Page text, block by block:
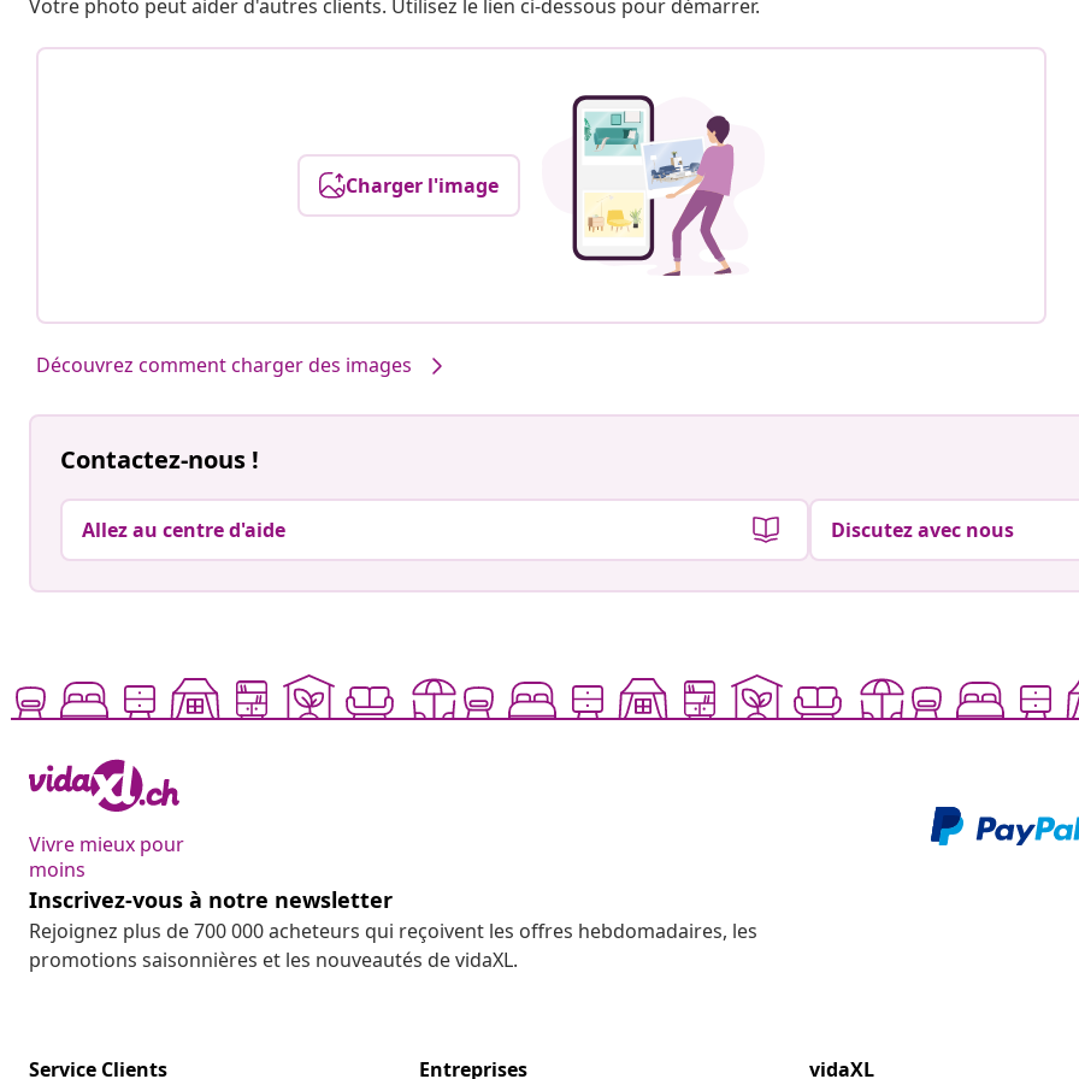
Votre photo peut aider d'autres clients. Utilisez le lien ci-dessous pour démarrer.
Charger l'image
Découvrez comment charger des images
Contactez-nous !
Allez au centre d'aide Discutez avec nous
Vivre mieux pour
moins
Inscrivez-vous à notre newsletter
Rejoignez plus de 700 000 acheteurs qui reçoivent les offres hebdomadaires, les
promotions saisonnières et les nouveautés de vidaXL.
Service Clients Entreprises vidaXL